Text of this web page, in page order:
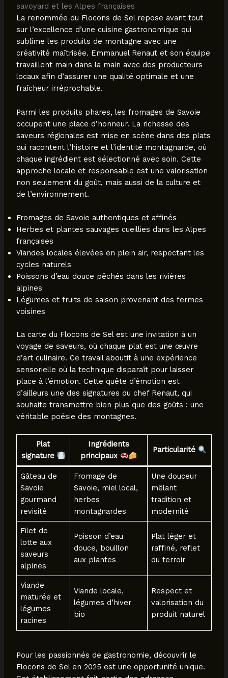
savoyard et les Alpes françaises
La renommée du Flocons de Sel repose avant tout
sur l’excellence d’une cuisine gastronomique qui
sublime les produits de montagne avec une
créativité maîtrisée. Emmanuel Renaut et son équipe
travaillent main dans la main avec des producteurs
locaux afin d’assurer une qualité optimale et une
fraîcheur irréprochable.
Parmi les produits phares, les fromages de Savoie
occupent une place d’honneur. La richesse des
saveurs régionales est mise en scène dans des plats
qui racontent l’histoire et l’identité montagnarde, où
chaque ingrédient est sélectionné avec soin. Cette
approche locale et responsable est une valorisation
non seulement du goût, mais aussi de la culture et
de l’environnement.
Fromages de Savoie authentiques et affinés
Herbes et plantes sauvages cueillies dans les Alpes
françaises
Viandes locales élevées en plein air, respectant les
cycles naturels
Poissons d’eau douce pêchés dans les rivières
alpines
Légumes et fruits de saison provenant des fermes
voisines
La carte du Flocons de Sel est une invitation à un
voyage de saveurs, où chaque plat est une œuvre
d’art culinaire. Ce travail aboutit à une expérience
sensorielle où la technique disparaît pour laisser
place à l’émotion. Cette quête d’émotion est
d’ailleurs une des signatures du chef Renaut, qui
souhaite transmettre bien plus que des goûts : une
véritable poésie des montagnes.
Plat
signature
Ingrédients
principaux
Particularité
Gâteau de
Savoie
gourmand
revisité
Fromage de
Savoie, miel local,
herbes
montagnardes
Une douceur
mêlant
tradition et
modernité
Filet de
lotte aux
saveurs
alpines
Poisson d’eau
douce, bouillon
aux plantes
Plat léger et
raffiné, reflet
du terroir
Viande
maturée et
légumes
racines
Viande locale,
légumes d’hiver
bio
Respect et
valorisation du
produit naturel
Pour les passionnés de gastronomie, découvrir le
Flocons de Sel en 2025 est une opportunité unique.